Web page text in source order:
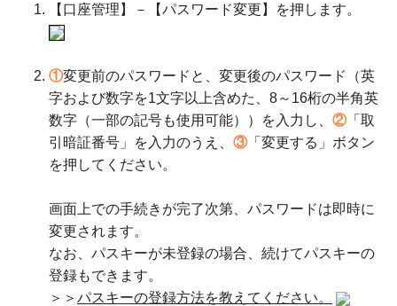
【口座管理】－【パスワード変更】を押します。
①変更前のパスワードと、変更後のパスワード（英
字および数字を1文字以上含めた、8～16桁の半角英
数字（一部の記号も使用可能））を入力し、 ②「取
引暗証番号」を入力のうえ、 ③「変更する」ボタン
を押してください。
画面上での手続きが完了次第、パスワードは即時に
変更されます。
なお、パスキーが未登録の場合、続けてパスキーの
登録もできます。
＞＞ パスキーの登録方法を教えてください。